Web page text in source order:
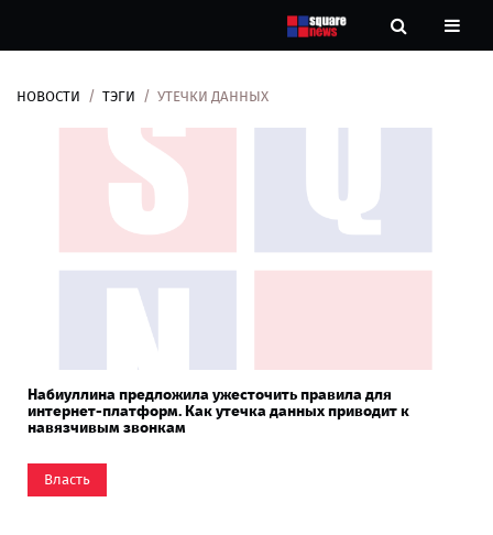
НОВОСТИ ТЭГИ УТЕЧКИ ДАННЫХ
Набиуллина предложила ужесточить правила для
интернет-платформ. Как утечка данных приводит к
навязчивым звонкам
Власть